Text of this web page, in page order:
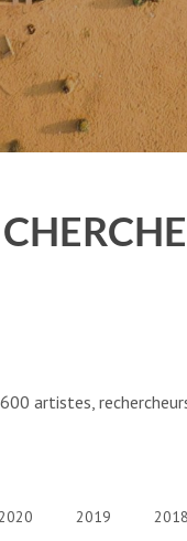
artistes,
2019 2018